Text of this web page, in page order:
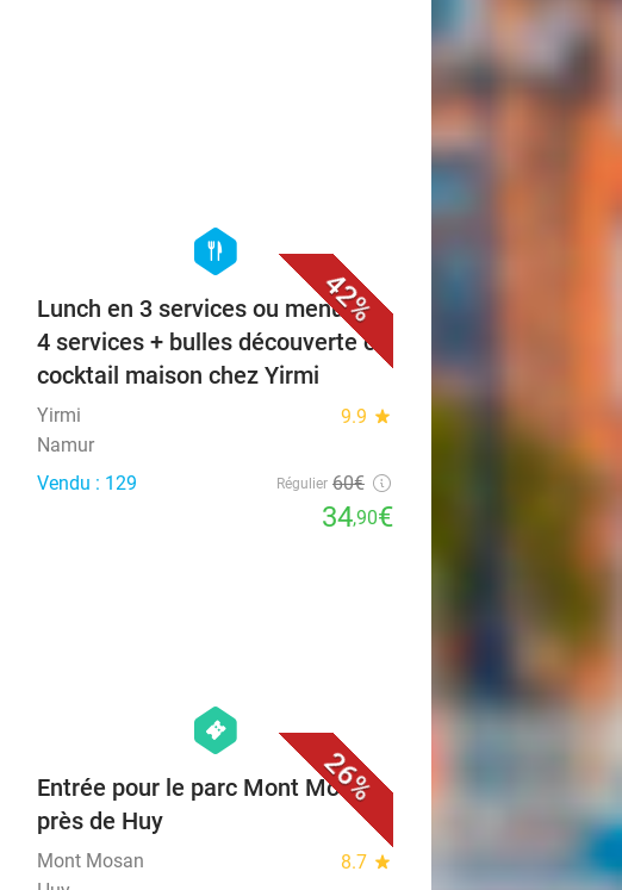
42%
hexagon
food
Lunch en 3 services ou menu en
4 services + bulles découverte ou
cocktail maison chez Yirmi
Yirmi 9.9 star
Namur
Vendu : 129
Régulier 60€
34,90€
26%
hexagon
events
Entrée pour le parc Mont Mosan
près de Huy
Mont Mosan 8.7 star